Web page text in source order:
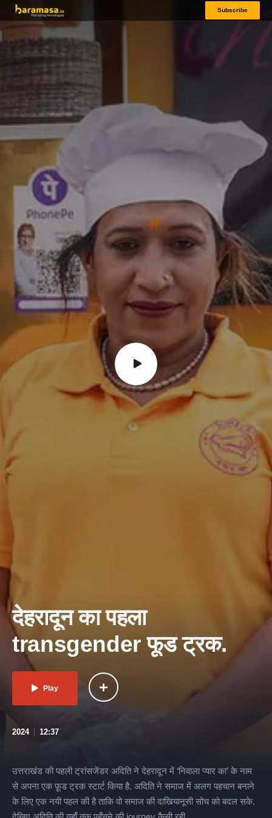
Subscribe
देहरादून का पहला
transgender फूड ट्रक.
Play
2024 12:37
उत्तराखंड की पहली ट्रांसजेंडर अदिति ने देहरादून में ‘निवाला प्यार का’ के नाम
से अपना एक फ़ूड ट्रक स्टार्ट किया है. अदिति ने समाज में अलग पहचान बनाने
के लिए एक नयी पहल की है ताकि वो समाज की दाखियानूसी सोच को बदल सके.